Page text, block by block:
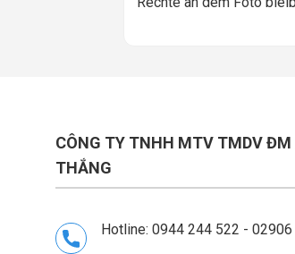
CÔNG TY TNHH MTV TMDV ĐM
THẮNG
Hotline: 0944 244 522 -